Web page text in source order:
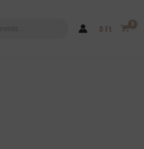
0 Ft